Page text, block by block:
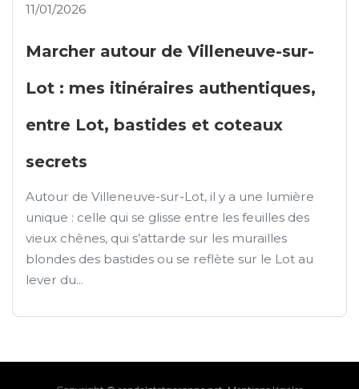
11/01/2026
Marcher autour de Villeneuve-sur-
Lot : mes itinéraires authentiques,
entre Lot, bastides et coteaux
secrets
Autour de Villeneuve-sur-Lot, il y a une lumière
unique : celle qui se glisse entre les feuilles des
vieux chênes, qui s’attarde sur les murailles
blondes des bastides ou se reflète sur le Lot au
lever du...